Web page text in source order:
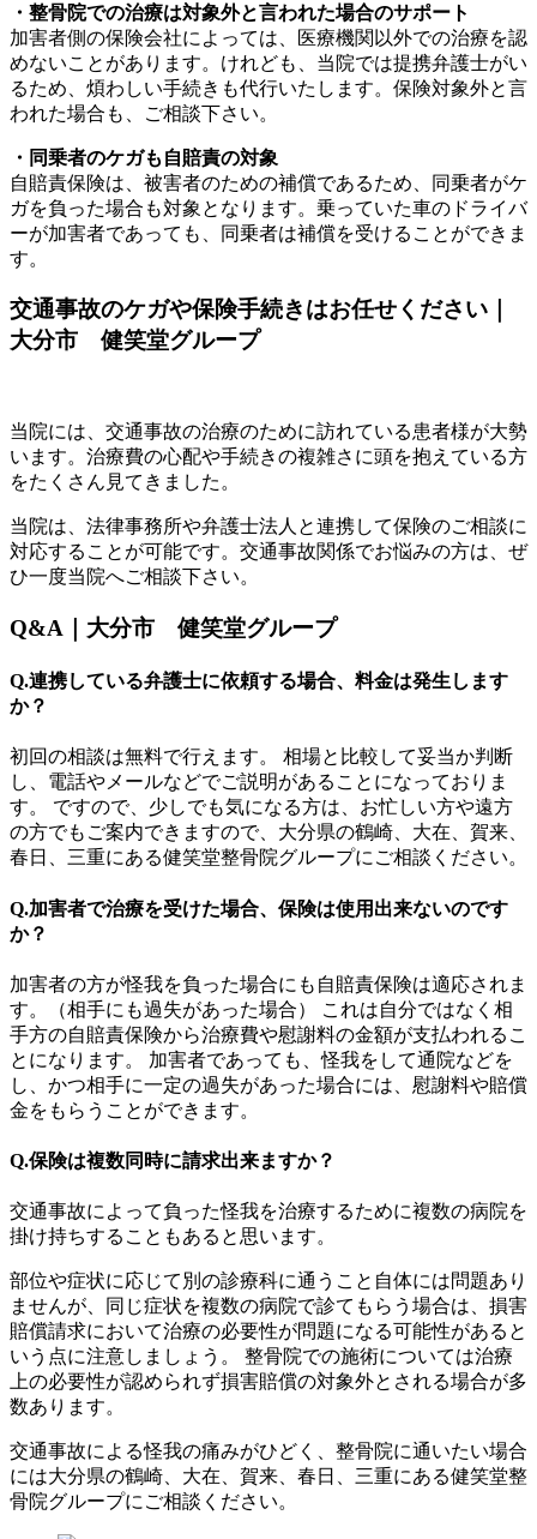
・整骨院での治療は対象外と言われた場合のサポート
加害者側の保険会社によっては、医療機関以外での治療を認
めないことがあります。けれども、当院では提携弁護士がい
るため、煩わしい手続きも代行いたします。保険対象外と言
われた場合も、ご相談下さい。
・同乗者のケガも自賠責の対象
自賠責保険は、被害者のための補償であるため、同乗者がケ
ガを負った場合も対象となります。乗っていた車のドライバ
ーが加害者であっても、同乗者は補償を受けることができま
す。
交通事故のケガや保険手続きはお任せください｜
大分市 健笑堂グループ
当院には、交通事故の治療のために訪れている患者様が大勢
います。治療費の心配や手続きの複雑さに頭を抱えている方
をたくさん見てきました。
当院は、法律事務所や弁護士法人と連携して保険のご相談に
対応することが可能です。交通事故関係でお悩みの方は、ぜ
ひ一度当院へご相談下さい。
Q&A｜大分市 健笑堂グループ
Q.連携している弁護士に依頼する場合、料金は発生します
か？
初回の相談は無料で行えます。 相場と比較して妥当か判断
し、電話やメールなどでご説明があることになっておりま
す。 ですので、少しでも気になる方は、お忙しい方や遠方
の方でもご案内できますので、大分県の鶴崎、大在、賀来、
春日、三重にある健笑堂整骨院グループにご相談ください。
Q.加害者で治療を受けた場合、保険は使用出来ないのです
か？
加害者の方が怪我を負った場合にも自賠責保険は適応されま
す。（相手にも過失があった場合） これは自分ではなく相
手方の自賠責保険から治療費や慰謝料の金額が支払われるこ
とになります。 加害者であっても、怪我をして通院などを
し、かつ相手に一定の過失があった場合には、慰謝料や賠償
金をもらうことができます。
Q.保険は複数同時に請求出来ますか？
交通事故によって負った怪我を治療するために複数の病院を
掛け持ちすることもあると思います。
部位や症状に応じて別の診療科に通うこと自体には問題あり
ませんが、同じ症状を複数の病院で診てもらう場合は、損害
賠償請求において治療の必要性が問題になる可能性があると
いう点に注意しましょう。 整骨院での施術については治療
上の必要性が認められず損害賠償の対象外とされる場合が多
数あります。
交通事故による怪我の痛みがひどく、整骨院に通いたい場合
には大分県の鶴崎、大在、賀来、春日、三重にある健笑堂整
骨院グループにご相談ください。